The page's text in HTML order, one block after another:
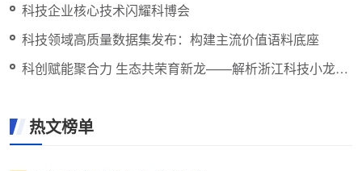
科技企业核心技术闪耀科博会
科技领域高质量数据集发布：构建主流价值语料底座
科创赋能聚合力 生态共荣育新龙——解析浙江科技小龙的
热文榜单